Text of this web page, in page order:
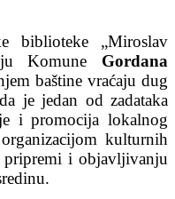
biblioteke „Miroslav
Komune Gordana
baštine vraćaju dug
je jedan od zadataka
i promocija lokalnog
kulturnih
i objavljivanju